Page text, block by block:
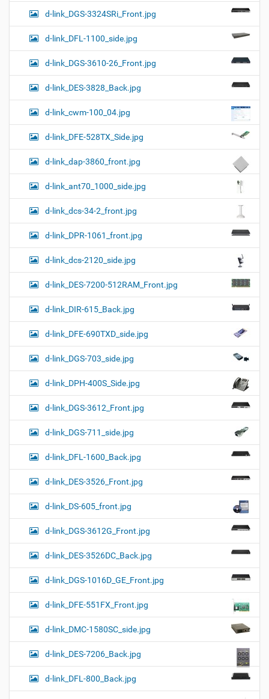
d-link_DGS-3324SRi_Front.jpg
d-link_DFL-1100_side.jpg
d-link_DGS-3610-26_Front.jpg
d-link_DES-3828_Back.jpg
d-link_cwm-100_04.jpg
d-link_DFE-528TX_Side.jpg
d-link_dap-3860_front.jpg
d-link_ant70_1000_side.jpg
d-link_dcs-34-2_front.jpg
d-link_DPR-1061_front.jpg
d-link_dcs-2120_side.jpg
d-link_DES-7200-512RAM_Front.jpg
d-link_DIR-615_Back.jpg
d-link_DFE-690TXD_side.jpg
d-link_DGS-703_side.jpg
d-link_DPH-400S_Side.jpg
d-link_DGS-3612_Front.jpg
d-link_DGS-711_side.jpg
d-link_DFL-1600_Back.jpg
d-link_DES-3526_Front.jpg
d-link_DS-605_front.jpg
d-link_DGS-3612G_Front.jpg
d-link_DES-3526DC_Back.jpg
d-link_DGS-1016D_GE_Front.jpg
d-link_DFE-551FX_Front.jpg
d-link_DMC-1580SC_side.jpg
d-link_DES-7206_Back.jpg
d-link_DFL-800_Back.jpg